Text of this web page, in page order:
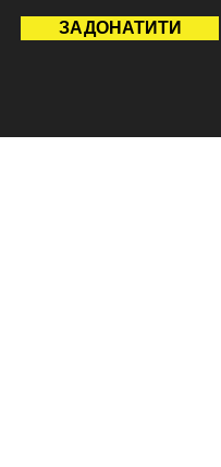
ЗАДОНАТИТИ